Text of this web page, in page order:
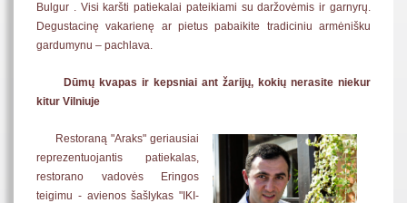
Bulgur . Visi karšti patiekalai pateikiami su daržovėmis ir garnyrų.
Degustacinę vakarienę ar pietus pabaikite tradiciniu armėnišku
gardumynu – pachlava.
Dūmų kvapas ir kepsniai ant žarijų, kokių nerasite niekur
kitur Vilniuje
Restoraną "Araks" geriausiai
reprezentuojantis patiekalas,
restorano vadovės Eringos
teigimu - avienos šašlykas "IKI-